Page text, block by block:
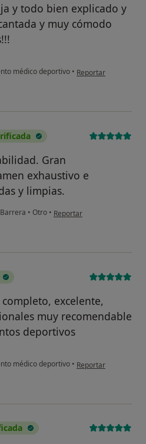
y todo bien explicado y
y muy cómodo
médico deportivo • en opinión del
Reportar
Gran
exhaustivo e
y limpias.
• Otro • en opinión del usuario
Reportar
excelente,
muy recomendable
deportivos
médico deportivo • en opinión del
Reportar